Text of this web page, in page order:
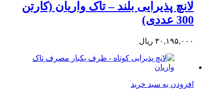
لانچ پذیرایی بلند – تاک واریان (کارتن
300 عددی)
۳۰,۱۹۵,۰۰۰ ریال
افزودن به سبد خرید